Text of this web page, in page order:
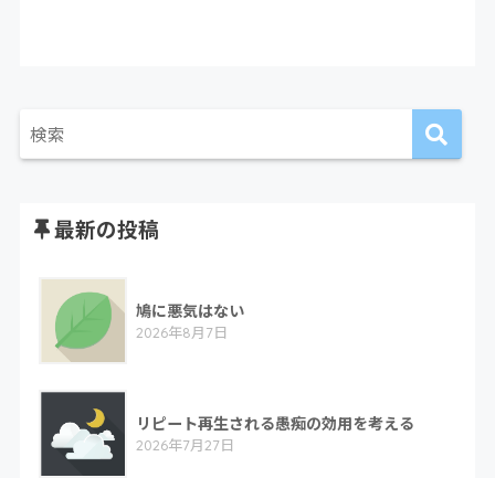
最新の投稿
鳩に悪気はない
2026年8月7日
リピート再生される愚痴の効用を考える
2026年7月27日